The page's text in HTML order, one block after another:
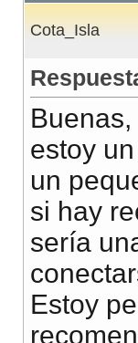
Cota_Isla
Buenas,
estoy
un
si hay
sería
Estoy